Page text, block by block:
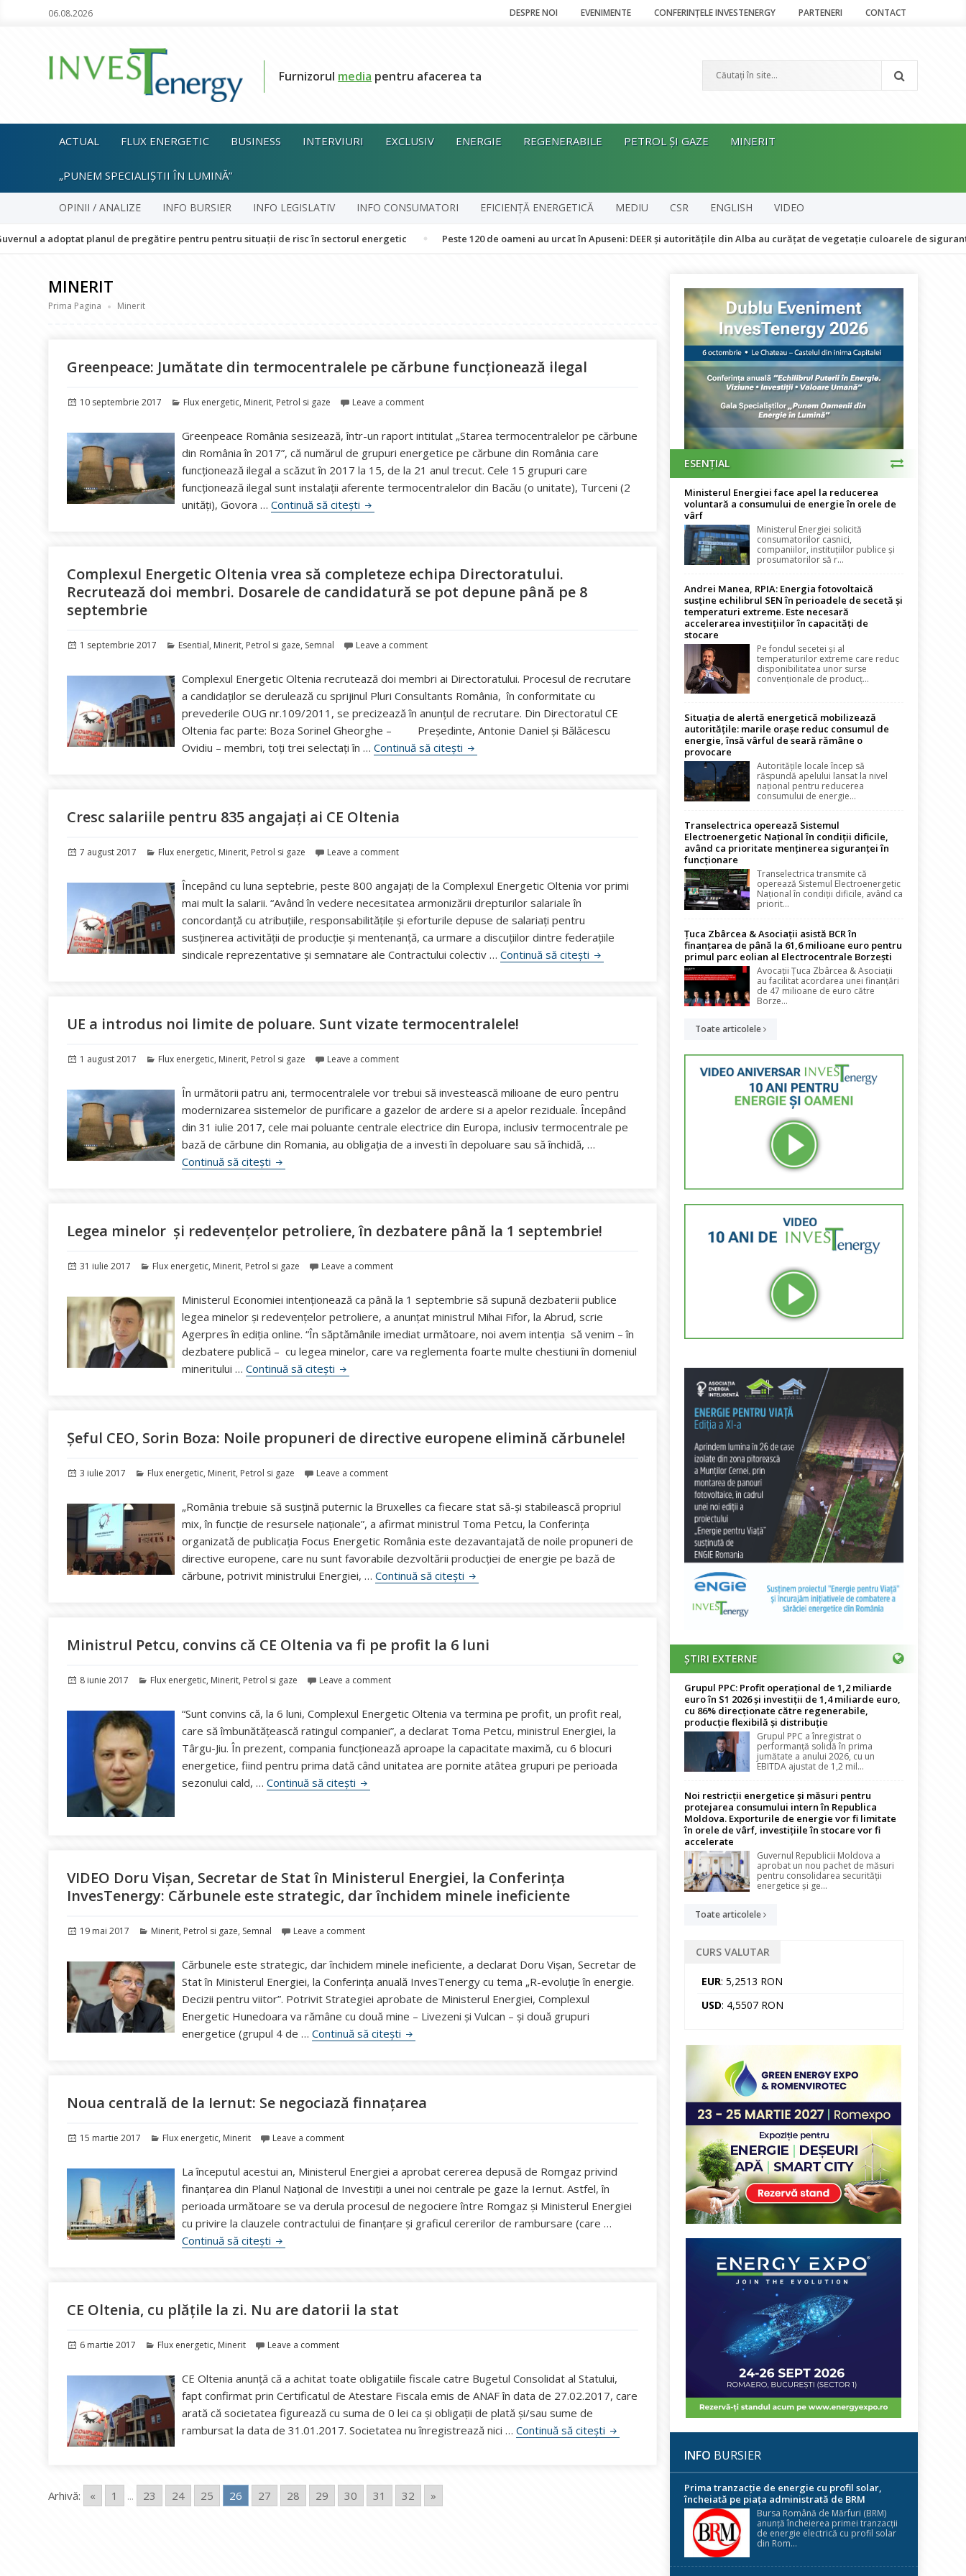
06.08.2026 DESPRE NOI EVENIMENTE CONFERINȚELE INVESTENERGY PARTENERI CONTACT
Furnizorul media pentru afacerea ta
ACTUAL FLUX ENERGETIC BUSINESS INTERVIURI EXCLUSIV ENERGIE REGENERABILE PETROL ȘI GAZE MINERIT
„PUNEM SPECIALIȘTII ÎN LUMINĂ”
OPINII / ANALIZE INFO BURSIER INFO LEGISLATIV INFO CONSUMATORI EFICIENȚĂ ENERGETICĂ MEDIU CSR ENGLISH VIDEO
planul de pregătire pentru pentru situații de risc în sectorul energetic Peste 120 de oameni au urcat în Apuseni: DEER și autoritățile din Alba au curățat de vegetație culoarele de siguranță pe 18
MINERIT
Prima Pagina Minerit
Greenpeace: Jumătate din termocentralele pe cărbune funcţionează ilegal
Publicat
10 septembrie 2017 Categorii
Flux energetic, Minerit, Petrol si gaze Leave a comment
Greenpeace România sesizează, într-un raport intitulat „Starea termocentralelor pe cărbune
din România în 2017”, că numărul de grupuri energetice pe cărbune din România care
funcţionează ilegal a scăzut în 2017 la 15, de la 21 anul trecut. Cele 15 grupuri care
funcţionează ilegal sunt instalaţii aferente termocentralelor din Bacău (o unitate), Turceni (2
unităţi), Govora …Continuă să citești Greenpeace: Jumătate din termocentralele pe cărbune funcţionează ilegal
Complexul Energetic Oltenia vrea să completeze echipa Directoratului.
Recrutează doi membri. Dosarele de candidatură se pot depune până pe 8
septembrie
Publicat
1 septembrie 2017 Categorii
Esential, Minerit, Petrol si gaze, Semnal Leave a comment
Complexul Energetic Oltenia recrutează doi membri ai Directoratului. Procesul de recrutare
a candidaților se derulează cu sprijinul Pluri Consultants România, în conformitate cu
prevederile OUG nr.109/2011, se precizează în anunțul de recrutare. Din Directoratul CE
Oltenia fac parte: Boza Sorinel Gheorghe – Președinte, Antonie Daniel și Bălăcescu
Ovidiu – membri, toți trei selectați în …Continuă să citești Complexul Energetic Oltenia vrea să completeze echipa Directoratului. Recrutează doi membri.
Cresc salariile pentru 835 angajați ai CE Oltenia
Publicat
7 august 2017 Categorii
Flux energetic, Minerit, Petrol si gaze Leave a comment
Începând cu luna septebrie, peste 800 angajați de la Complexul Energetic Oltenia vor primi
mai mult la salarii. “Având în vedere necesitatea armonizării drepturilor salariale în
concordanță cu atribuțiile, responsabilitățile și eforturile depuse de salariați pentru
susținerea activității de producție și mentenanță, ca urmare a discuțiilor dintre federațiile
sindicale reprezentative și semnatare ale Contractului colectiv …Continuă să citești Cresc salariile pentru 835 angajați ai CE Oltenia
UE a introdus noi limite de poluare. Sunt vizate termocentralele!
Publicat
1 august 2017 Categorii
Flux energetic, Minerit, Petrol si gaze Leave a comment
În următorii patru ani, termocentralele vor trebui să investească milioane de euro pentru
modernizarea sistemelor de purificare a gazelor de ardere si a apelor reziduale. Începând
din 31 iulie 2017, cele mai poluante centrale electrice din Europa, inclusiv termocentrale pe
bază de cărbune din Romania, au obligația de a investi în depoluare sau să închidă, …
Continuă să citești UE a introdus noi limite de poluare. Sunt vizate termocentralele!
Legea minelor și redevențelor petroliere, în dezbatere până la 1 septembrie!
Publicat
31 iulie 2017 Categorii
Flux energetic, Minerit, Petrol si gaze Leave a comment
Ministerul Economiei intenționează ca până la 1 septembrie să supună dezbaterii publice
legea minelor și redevențelor petroliere, a anunțat ministrul Mihai Fifor, la Abrud, scrie
Agerpres în ediția online. “În săptămânile imediat următoare, noi avem intenția să venim – în
dezbatere publică – cu legea minelor, care va reglementa foarte multe chestiuni în domeniul
mineritului …Continuă să citești Legea minelor și redevențelor petroliere, în dezbatere până la 1 septembrie!
Șeful CEO, Sorin Boza: Noile propuneri de directive europene elimină cărbunele!
Publicat
3 iulie 2017 Categorii
Flux energetic, Minerit, Petrol si gaze Leave a comment
„România trebuie să susţină puternic la Bruxelles ca fiecare stat să-şi stabilească propriul
mix, în funcţie de resursele naţionale”, a afirmat ministrul Toma Petcu, la Conferința
organizată de publicația Focus Energetic România este dezavantajată de noile propuneri de
directive europene, care nu sunt favorabile dezvoltării producţiei de energie pe bază de
cărbune, potrivit ministrului Energiei, …Continuă să citești Șeful CEO, Sorin Boza: Noile propuneri de directive europene elimină cărbunele!
Ministrul Petcu, convins că CE Oltenia va fi pe profit la 6 luni
Publicat
8 iunie 2017 Categorii
Flux energetic, Minerit, Petrol si gaze Leave a comment
“Sunt convins că, la 6 luni, Complexul Energetic Oltenia va termina pe profit, un profit real,
care să îmbunătăţească ratingul companiei”, a declarat Toma Petcu, ministrul Energiei, la
Târgu-Jiu. În prezent, compania funcţionează aproape la capacitate maximă, cu 6 blocuri
energetice, fiind pentru prima dată când unitatea are pornite atâtea grupuri pe perioada
sezonului cald, …Continuă să citești Ministrul Petcu, convins că CE Oltenia va fi pe profit la 6 luni
VIDEO Doru Vișan, Secretar de Stat în Ministerul Energiei, la Conferința
InvesTenergy: Cărbunele este strategic, dar închidem minele ineficiente
Publicat
19 mai 2017 Categorii
Minerit, Petrol si gaze, Semnal Leave a comment
Cărbunele este strategic, dar închidem minele ineficiente, a declarat Doru Vișan, Secretar de
Stat în Ministerul Energiei, la Conferința anuală InvesTenergy cu tema „R-evoluție în energie.
Decizii pentru viitor”. Potrivit Strategiei aprobate de Ministerul Energiei, Complexul
Energetic Hunedoara va rămâne cu două mine – Livezeni și Vulcan – și două grupuri
energetice (grupul 4 de …Continuă să citești VIDEO Doru Vișan, Secretar de Stat în Ministerul Energiei, la Conferința InvesTenergy: Cărbunele este strategic,
Noua centrală de la Iernut: Se negociază finnațarea
Publicat
15 martie 2017 Categorii
Flux energetic, Minerit Leave a comment
La începutul acestui an, Ministerul Energiei a aprobat cererea depusă de Romgaz privind
finanţarea din Planul Naţional de Investiţii a unei noi centrale pe gaze la Iernut. Astfel, în
perioada următoare se va derula procesul de negociere între Romgaz şi Ministerul Energiei
cu privire la clauzele contractului de finanţare şi graficul cererilor de rambursare (care …
Continuă să citești Noua centrală de la Iernut: Se negociază finnațarea
CE Oltenia, cu plățile la zi. Nu are datorii la stat
Publicat
6 martie 2017 Categorii
Flux energetic, Minerit Leave a comment
CE Oltenia anunță că a achitat toate obligatiile fiscale catre Bugetul Consolidat al Statului,
fapt confirmat prin Certificatul de Atestare Fiscala emis de ANAF în data de 27.02.2017, care
arată că societatea figurează cu suma de 0 lei ca și obligații de plată și/sau sume de
rambursat la data de 31.01.2017. Societatea nu înregistrează nici …Continuă să citești CE Oltenia, cu plățile la zi. Nu are datorii la stat
Arhivă: « 1 ... 23 24 25 26 27 28 29 30 31 32 »
ESENȚIAL
Ministerul Energiei face apel la reducerea
voluntară a consumului de energie în orele de
vârf
Ministerul Energiei solicită
consumatorilor casnici,
companiilor, instituțiilor publice și
prosumatorilor să r...
Andrei Manea, RPIA: Energia fotovoltaică
susține echilibrul SEN în perioadele de secetă și
temperaturi extreme. Este necesară
accelerarea investițiilor în capacități de
stocare
Pe fondul secetei și al
temperaturilor extreme care reduc
disponibilitatea unor surse
convenționale de producț...
Situația de alertă energetică mobilizează
autoritățile: marile orașe reduc consumul de
energie, însă vârful de seară rămâne o
provocare
Autoritățile locale încep să
răspundă apelului lansat la nivel
național pentru reducerea
consumului de energie...
Transelectrica operează Sistemul
Electroenergetic Național în condiții dificile,
având ca prioritate menținerea siguranței în
funcționare
Transelectrica transmite că
operează Sistemul Electroenergetic
Național în condiții dificile, având ca
priorit...
Țuca Zbârcea & Asociații asistă BCR în
finanțarea de până la 61,6 milioane euro pentru
primul parc eolian al Electrocentrale Borzești
Avocații Țuca Zbârcea & Asociații
au facilitat acordarea unei finanțări
de 47 milioane de euro către
Borze...
Toate articolele
ȘTIRI EXTERNE
Grupul PPC: Profit operațional de 1,2 miliarde
euro în S1 2026 și investiții de 1,4 miliarde euro,
cu 86% direcționate către regenerabile,
producție flexibilă și distribuție
Grupul PPC a înregistrat o
performanță solidă în prima
jumătate a anului 2026, cu un
EBITDA ajustat de 1,2 mil...
Noi restricții energetice și măsuri pentru
protejarea consumului intern în Republica
Moldova. Exporturile de energie vor fi limitate
în orele de vârf, investițiile în stocare vor fi
accelerate
Guvernul Republicii Moldova a
aprobat un nou pachet de măsuri
pentru consolidarea securității
energetice și ge...
Toate articolele
CURS VALUTAR
EUR: 5,2513 RON
USD: 4,5507 RON
INFO BURSIER
Prima tranzacție de energie cu profil solar,
încheiată pe piața administrată de BRM
Bursa Română de Mărfuri (BRM)
anunță încheierea primei tranzacții
de energie electrică cu profil solar
din Rom...